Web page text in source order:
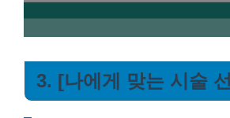
3. [나에게 맞는 시술